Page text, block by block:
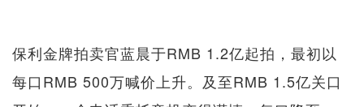
保利金牌拍卖官蓝晨于RMB 1.2亿起拍，最初以
每口RMB 500万喊价上升。及至RMB 1.5亿关口